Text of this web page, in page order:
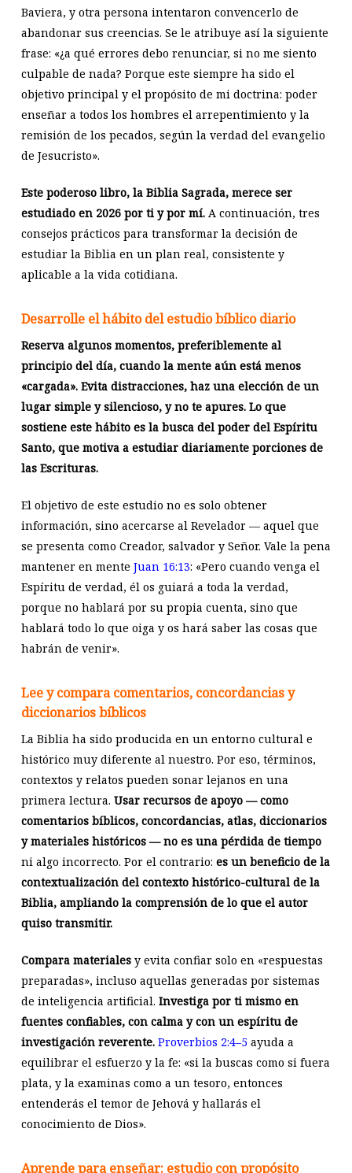
Baviera, y otra persona intentaron convencerlo de
abandonar sus creencias. Se le atribuye así la siguiente
frase: «¿a qué errores debo renunciar, si no me siento
culpable de nada? Porque este siempre ha sido el
objetivo principal y el propósito de mi doctrina: poder
enseñar a todos los hombres el arrepentimiento y la
remisión de los pecados, según la verdad del evangelio
de Jesucristo».
Este poderoso libro, la Biblia Sagrada, merece ser
estudiado en 2026 por ti y por mí.A continuación, tres
consejos prácticos para transformar la decisión de
estudiar la Biblia en un plan real, consistente y
aplicable a la vida cotidiana.
Desarrolle el hábito del estudio bíblico diario
Reserva algunos momentos, preferiblemente al
principio del día, cuando la mente aún está menos
«cargada». Evita distracciones, haz una elección de un
lugar simple y silencioso, y no te apures. Lo que
sostiene este hábito es la busca del poder del Espíritu
Santo, que motiva a estudiar diariamente porciones de
las Escrituras.
El objetivo de este estudio no es solo obtener
información, sino acercarse al Revelador — aquel que
se presenta como Creador, salvador y Señor. Vale la pena
mantener en mente Juan 16:13: «Pero cuando venga el
Espíritu de verdad, él os guiará a toda la verdad,
porque no hablará por su propia cuenta, sino que
hablará todo lo que oiga y os hará saber las cosas que
habrán de venir».
Lee y compara comentarios, concordancias y
diccionarios bíblicos
La Biblia ha sido producida en un entorno cultural e
histórico muy diferente al nuestro. Por eso, términos,
contextos y relatos pueden sonar lejanos en una
primera lectura. Usar recursos de apoyo — como
comentarios bíblicos, concordancias, atlas, diccionarios
y materiales históricos — no es una pérdida de tiempo
ni algo incorrecto. Por el contrario: es un beneficio de la
contextualización del contexto histórico-cultural de la
Biblia, ampliando la comprensión de lo que el autor
quiso transmitir.
Compara materialesy evita confiar solo en «respuestas
preparadas», incluso aquellas generadas por sistemas
de inteligencia artificial. Investiga por ti mismo en
fuentes confiables, con calma y con un espíritu de
investigación reverente. Proverbios 2:4–5 ayuda a
equilibrar el esfuerzo y la fe: «si la buscas como si fuera
plata, y la examinas como a un tesoro, entonces
entenderás el temor de Jehová y hallarás el
conocimiento de Dios».
Aprende para enseñar: estudio con propósito